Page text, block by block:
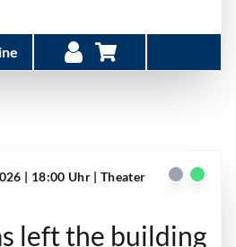
| 18:00 Uhr | Theater
left the building